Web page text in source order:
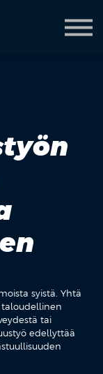
syistä. Yhtä
taloudellinen
tai
edellyttää